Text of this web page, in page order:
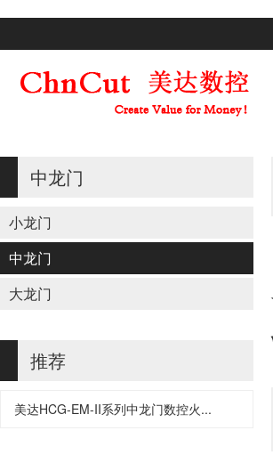
中龙门
小龙门
中龙门
大龙门
推荐
美达HCG-EM-II系列中龙门数控火...